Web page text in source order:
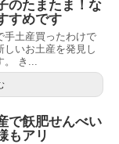
のたまたま！な
すめです
手土産買ったわけで
いお土産を発見し
。 き...
で飫肥せんべい
もアリ